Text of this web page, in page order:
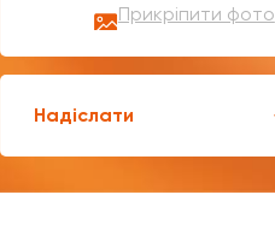
Прикріпити фото
Надіслати